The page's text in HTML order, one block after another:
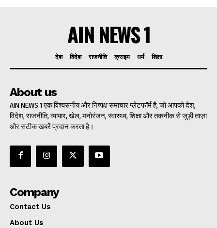
AIN NEWS 1
देश विदेश राजनीति क्राइम धर्म शिक्षा
About us
AIN NEWS 1 एक विश्वसनीय और निष्पक्ष समाचार प्लेटफॉर्म है, जो आपको देश,
विदेश, राजनीति, व्यापार, खेल, मनोरंजन, स्वास्थ्य, शिक्षा और तकनीक से जुड़ी ताज़ा
और सटीक खबरें प्रदान करता है।
Company
Contact Us
About Us